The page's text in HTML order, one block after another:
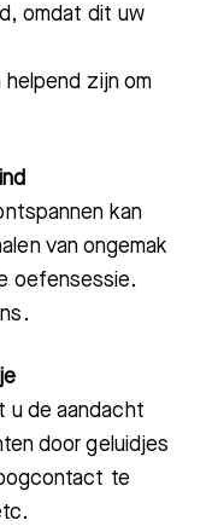
omdat dit uw
zijn om
kan
van ongemak
oefensessie.
u de aandacht
door geluidjes
te